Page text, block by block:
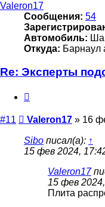
Valeron17
Сообщения: 54
Автомобиль:
Откуда: Барнаул
Re: Эксперты
#11 Сообщение
Valeron17 » 16
Sibo писал(а): ↑
15 фев 2024,
Valeron17
15 фев
Плита